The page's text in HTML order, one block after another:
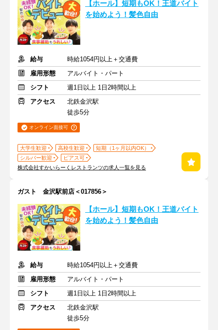
【ホール】短期もOK！王道バイト
を始めよう！髪色自由
給与
時給1054円以上＋交通費
雇用形態
アルバイト・パート
シフト
週1日以上 1日2時間以上
アクセス
北鉄金沢駅
徒歩5分
オンライン面接可
大学生歓迎 高校生歓迎
短期（1ヶ月以内OK）
シルバー歓迎
ピアス可
株式会社すかいらーくレストランツの求人一覧を見る
ガスト 金沢駅前店＜017856＞
【ホール】短期もOK！王道バイト
を始めよう！髪色自由
給与
時給1054円以上＋交通費
雇用形態
アルバイト・パート
シフト
週1日以上 1日2時間以上
アクセス
北鉄金沢駅
徒歩5分